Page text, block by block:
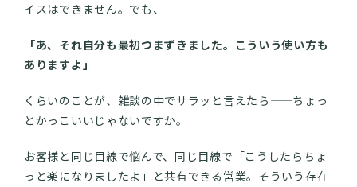
イスはできません。でも、
「あ、それ自分も最初つまずきました。こういう使い方も
ありますよ」
くらいのことが、雑談の中でサラッと言えたら——ちょっ
とかっこいいじゃないですか。
お客様と同じ目線で悩んで、同じ目線で「こうしたらちょ
っと楽になりましたよ」と共有できる営業。そういう存在